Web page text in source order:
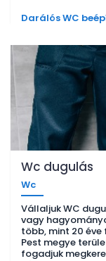
Darálós WC
Wc dugulás
Wc
Vállaljuk WC
vagy
több, mint 20
Pest megye
fogadjuk